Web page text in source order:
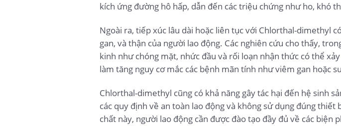
kích ứng đường hô hấp, dẫn đến các triệu chứng như ho, khó
Ngoài ra, tiếp xúc lâu dài hoặc liên tục với Chlorthal-dimethyl
gan, và thận của người lao động. Các nghiên cứu cho thấy,
kinh như chóng mặt, nhức đầu và rối loạn nhận thức có thể
làm tăng nguy cơ mắc các bệnh mãn tính như viêm gan hoặc
Chlorthal-dimethyl cũng có khả năng gây tác hại đến hệ sinh
các quy định về an toàn lao động và không sử dụng đúng
chất này, người lao động cần được đào tạo đầy đủ về các